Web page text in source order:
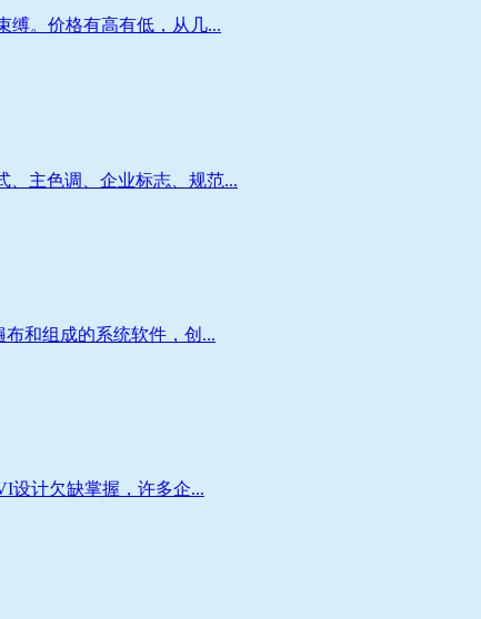
缚。价格有高有低，从几...
、主色调、企业标志、规范...
和组成的系统软件，创...
设计欠缺掌握，许多企...